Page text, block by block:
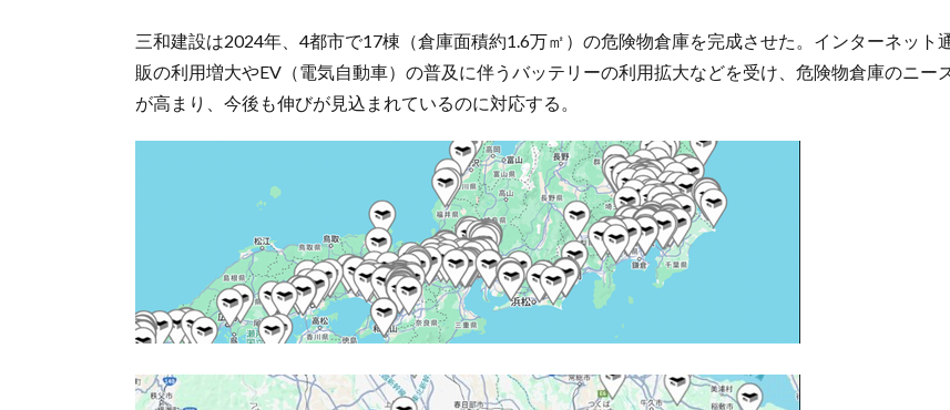
三和建設は2024年、4都市で17棟（倉庫面積約1.6万㎡）の危険物倉庫を完成させた。インターネット
販の利用増大やEV（電気自動車）の普及に伴うバッテリーの利用拡大などを受け、危険物倉庫のニー
が高まり、今後も伸びが見込まれているのに対応する。